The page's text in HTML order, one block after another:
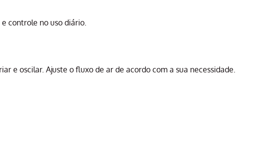
controle no uso diário.
e oscilar. Ajuste o fluxo de ar de acordo com a sua necessidade.